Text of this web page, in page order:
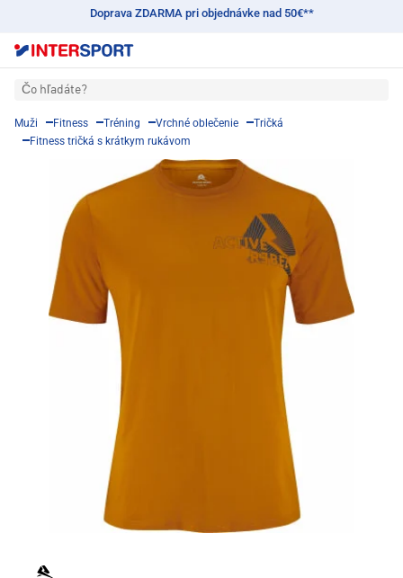
Doprava ZDARMA pri objednávke nad 50€**
Čo hľadáte?
Muži Fitness Tréning Vrchné oblečenie
Tričká
Fitness tričká s krátkym rukávom